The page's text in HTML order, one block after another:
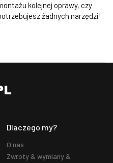
kolejnej oprawy, czy
żadnych narzędzi!
Dlaczego my?
O nas
Zwroty & wymiany &